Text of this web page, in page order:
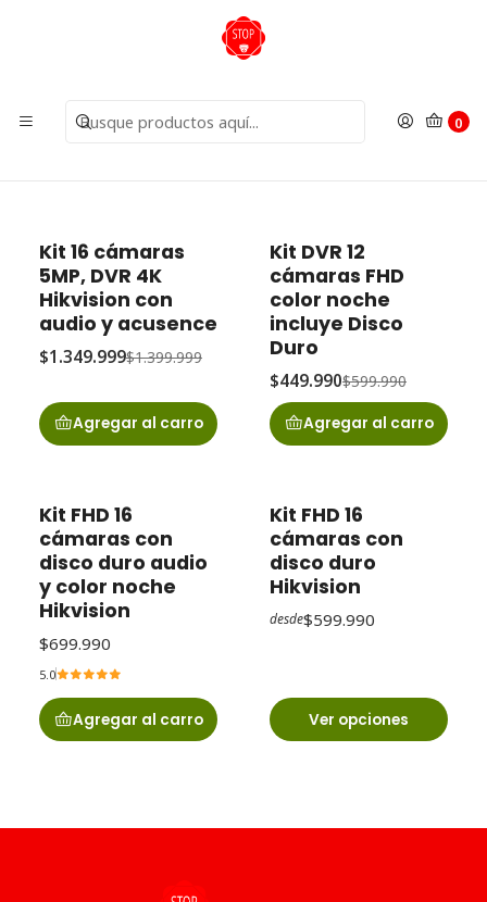
0
Kit Cámaras
-4% OFF
Kit 16 cámaras
5MP, DVR 4K
Hikvision con
audio y acusence
$1.349.999$1.399.999
Agregar al carro
-25% OFF
Kit DVR 12
cámaras FHD
color noche
incluye Disco
Duro
$449.990$599.990
Agregar al carro
Kit FHD 16
cámaras con
disco duro audio
y color noche
Hikvision
$699.990
5.0
Agregar al carro
Kit FHD 16
cámaras con
disco duro
Hikvision
desde$599.990
Ver opciones